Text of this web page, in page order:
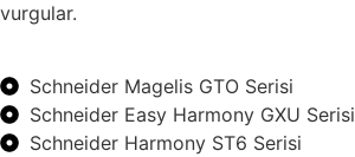
vurgular.
Schneider Magelis GTO Serisi
Schneider Easy Harmony GXU Serisi
Schneider Harmony ST6 Serisi